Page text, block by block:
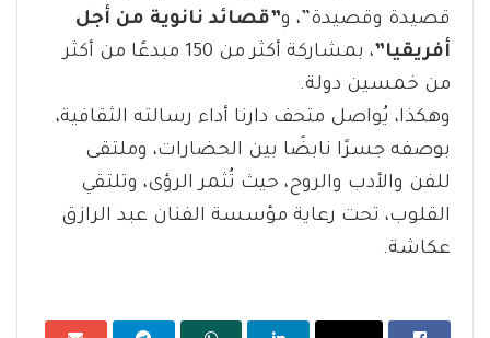
قصيدة وقصيدة”، و”قصائد نانوية من أجل
أفريقيا”
، بمشاركة أكثر من 150 مبدعًا من أكثر
من خمسين دولة.
وهكذا، يُواصل متحف دارنا أداء رسالته الثقافية،
بوصفه جسرًا نابضًا بين الحضارات، وملتقى
للفن والأدب والروح، حيث تُثمر الرؤى، وتلتقي
القلوب، تحت رعاية مؤسسة الفنان عبد الرازق
عكاشة.